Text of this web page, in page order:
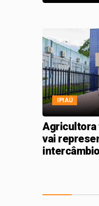
IPIAÚ
Agricultora
vai